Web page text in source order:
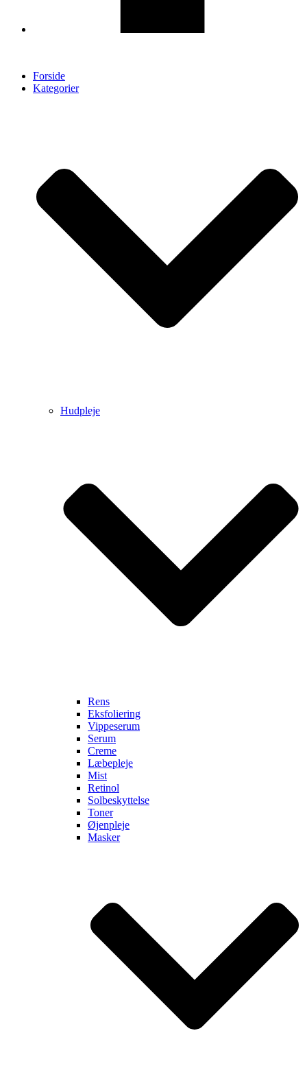
Forside
Kategorier
Hudpleje
Rens
Eksfoliering
Vippeserum
Serum
Creme
Læbepleje
Mist
Retinol
Solbeskyttelse
Toner
Øjenpleje
Masker